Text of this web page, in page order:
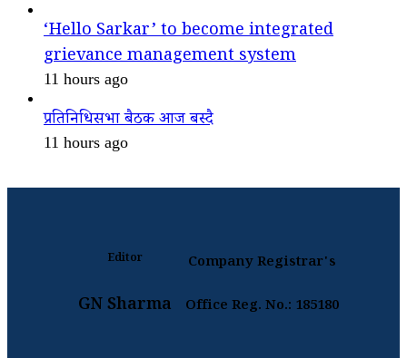
‘Hello Sarkar’ to become integrated
grievance management system
11 hours ago
प्रतिनिधिसभा बैठक आज बस्दै
11 hours ago
Editor
GN Sharma
Company Registrar's
Office Reg. No.: 185180